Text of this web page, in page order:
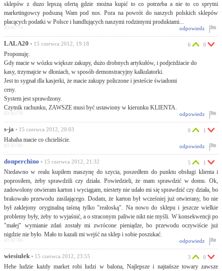
sklepów z duzo lepszą ofertą gdzie można kupić to co potrzeba a nie to co sprytni
marketingowcy podsuną Wam pod nos. Pora na powrót do naszych polskich sklepów
płacących podatki w Polsce i handlujących naszymi rodzimymi produktami...
odpowiedz
ID:42774
LALA20 • 15 czerwca 2012, 19:18
Proponuję.
Gdy macie w wózku większe zakupy, dużo drobnych artykułów, i podjeżdżacie do
kasy, trzymajcie w dłoniach, w sposób demonstracyjny kalkulatorki.
Jest to sygnał dla kasjerki, że macie zakupy policzone i jesteście świadomi
ceny.
System jest sprawdzony.
Czytnik rachunku, ZAWSZE musi być ustawiony w kierunku KLIENTA.
6 0
odpowiedz
ID:42778
s-ja • 15 czerwca 2012, 20:03
Hahaha macie co chcieliście.
0 1
odpowiedz
ID:42780
donperchino • 15 czerwca 2012, 21:32
Niedawno w realu kupiłem maszynę do szycia, poszedłem do punktu obsługi klienta i
poprosiłem, żeby sprawdzili czy działa. Powiedzieli, że mam sprawdzić w domu. Ok,
zadowolony otwieram karton i wyciągam, niestety nie udało mi się sprawdzić czy działa, bo
brakowało przewodu zasilającego. Dodam, że karton był wcześniej już otwierany, bo nie
był zaklejony oryginalną taśmą tylko "realoską". Na nowo do sklepu i jeszcze wielkie
problemy były, żeby to wyjaśnić, a o straconym paliwie nikt nie myśli. W konsekwencji po
"małej" wymianie zdań zostały mi zwrócone pieniądze, bo przewodu oczywiście już
nigdzie nie było. Mało to kazali mi wejść na sklep i sobie poszukać.
5 1
odpowiedz
ID:42786
wiesiulek • 15 czerwca 2012, 23:55
Hehe ludzie każdy market robi ludzi w balona, Najlepsze i najtańsze towary zawsze
3 0